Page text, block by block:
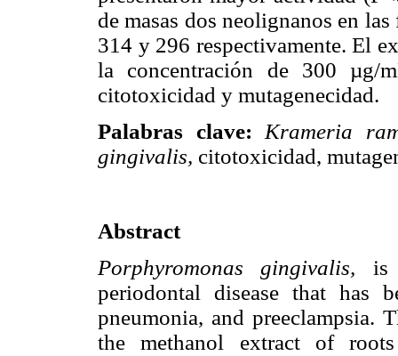
de masas dos neolignanos en
314 y 296 respectivamente. El
la concentración de 300 µg/
citotoxicidad y mutagenecidad.
Palabras clave:
Krameria
gingivalis, citotoxicidad,
Abstract
Porphyromonas gingivalis, is
periodontal disease that has
pneumonia, and preeclampsia.
the methanol extract of